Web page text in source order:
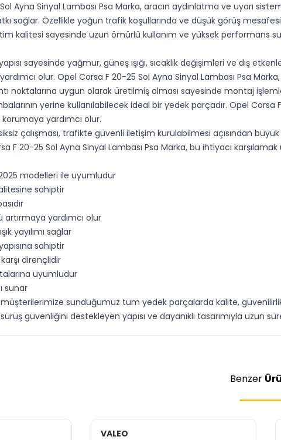
Ayna Sinyal Lambası Psa Marka, aracın aydınlatma ve uyarı
sağlar. Özellikle yoğun trafik koşullarında ve düşük görüş
kalitesi sayesinde uzun ömürlü kullanım ve yüksek
sayesinde yağmur, güneş ışığı, sıcaklık değişimleri ve dış
olur. Opel Corsa F 20-25 Sol Ayna Sinyal Lambası Psa
noktalarına uygun olarak üretilmiş olması sayesinde montaj
yerine kullanılabilecek ideal bir yedek parçadır. Opel
yardımcı olur.
çalışması, trafikte güvenli iletişim kurulabilmesi açısından
F 20-25 Sol Ayna Sinyal Lambası Psa Marka, bu ihtiyacı
modelleri ile uyumludur
sahiptir
yardımcı olur
yayılımı sağlar
sahiptir
dirençlidir
uyumludur
sunar
sunduğumuz tüm yedek parçalarda kalite,
güvenliğini destekleyen yapısı ve dayanıklı tasarımıyla uzun
Benzer
VALEO